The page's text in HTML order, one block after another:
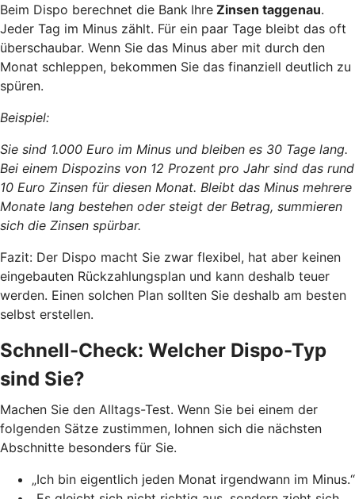
Beim Dispo berechnet die Bank Ihre Zinsen taggenau.
Jeder Tag im Minus zählt. Für ein paar Tage bleibt das oft
überschaubar. Wenn Sie das Minus aber mit durch den
Monat schleppen, bekommen Sie das finanziell deutlich zu
spüren.
Beispiel:
Sie sind 1.000 Euro im Minus und bleiben es 30 Tage lang.
Bei einem Dispozins von 12 Prozent pro Jahr sind das rund
10 Euro Zinsen für diesen Monat. Bleibt das Minus mehrere
Monate lang bestehen oder steigt der Betrag, summieren
sich die Zinsen spürbar.
Fazit: Der Dispo macht Sie zwar flexibel, hat aber keinen
eingebauten Rückzahlungsplan und kann deshalb teuer
werden. Einen solchen Plan sollten Sie deshalb am besten
selbst erstellen.
Schnell-Check: Welcher Dispo-Typ
sind Sie?
Machen Sie den Alltags-Test. Wenn Sie bei einem der
folgenden Sätze zustimmen, lohnen sich die nächsten
Abschnitte besonders für Sie.
„Ich bin eigentlich jeden Monat irgendwann im Minus.“